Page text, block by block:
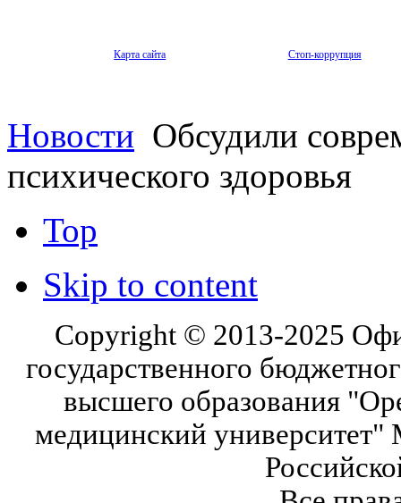
Карта сайта Стоп-коррупция
Новости Обсудили
психического здоровья
Top
Skip to content
Copyright © 2013-2025
государственного
высшего образования
медицинский университет"